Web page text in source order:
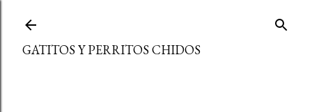
GATITOS Y PERRITOS CHIDOS